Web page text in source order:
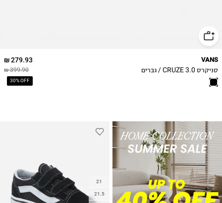
279.93 ₪
399.90 ₪
30% OFF
VANS
סניקרס CRUZE 3.0 / גברים
21
21.5